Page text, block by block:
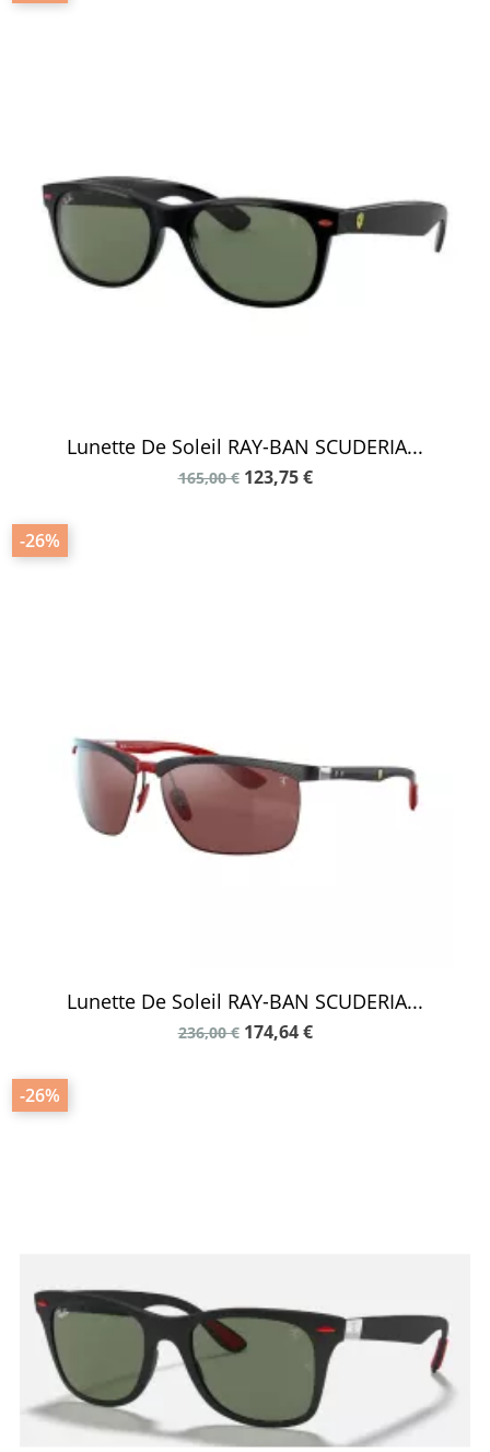
Lunette De Soleil RAY-BAN SCUDERIA...
165,00 € 123,75 €
-26%
Lunette De Soleil RAY-BAN SCUDERIA...
236,00 € 174,64 €
-26%